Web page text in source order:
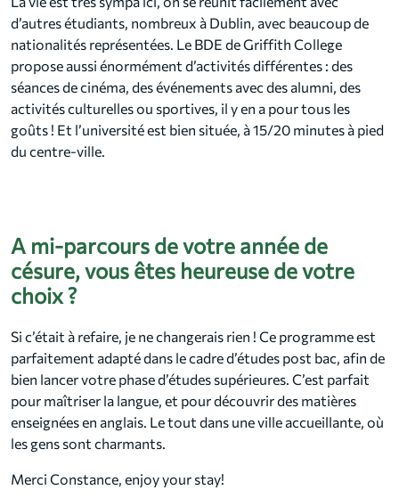
d’autres étudiants, nombreux à Dublin, avec beaucoup de
nationalités représentées. Le BDE de Griffith College
propose aussi énormément d’activités différentes : des
séances de cinéma, des événements avec des alumni, des
activités culturelles ou sportives, il y en a pour tous les
goûts ! Et l’université est bien située, à 15/20 minutes à pied
du centre-ville.
A mi-parcours de votre année de
césure, vous êtes heureuse de votre
choix ?
Si c’était à refaire, je ne changerais rien ! Ce programme est
parfaitement adapté dans le cadre d’études post bac, afin de
bien lancer votre phase d’études supérieures. C’est parfait
pour maîtriser la langue, et pour découvrir des matières
enseignées en anglais. Le tout dans une ville accueillante, où
les gens sont charmants.
Merci Constance, enjoy your stay!